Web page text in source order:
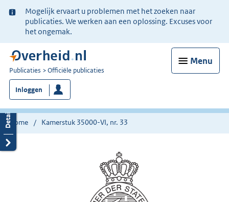
Ter
informatie:
Mogelijk ervaart u problemen met het zoeken naar
publicaties. We werken aan een oplossing. Excuses voor
het ongemak.
Menu
U
bent
nu
hier:
Publicaties Officiële publicaties
Inloggen
Home Kamerstuk 35000-VI, nr. 33